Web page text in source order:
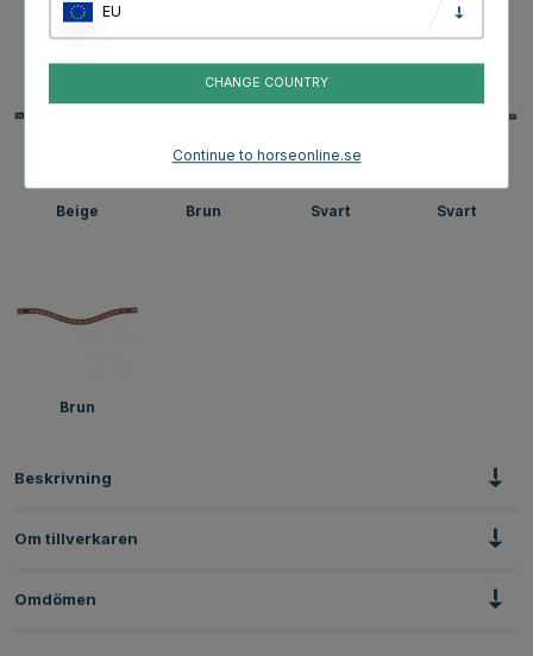
Guld Beige
Beige Brun Svart Svart
Brun
Beskrivning
Om tillverkaren
Omdömen
EU
CHANGE COUNTRY
Continue to horseonline.se